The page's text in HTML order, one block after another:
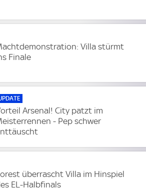
Villa stürmt
Finale
Arsenal! City patzt im
- Pep schwer
überrascht Villa im Hinspiel
EL-Halbfinals